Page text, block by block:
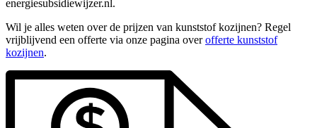
energiesubsidiewijzer.nl.
Wil je alles weten over de prijzen van kunststof kozijnen? Regel
vrijblijvend een offerte via onze pagina overofferte kunststof
kozijnen.